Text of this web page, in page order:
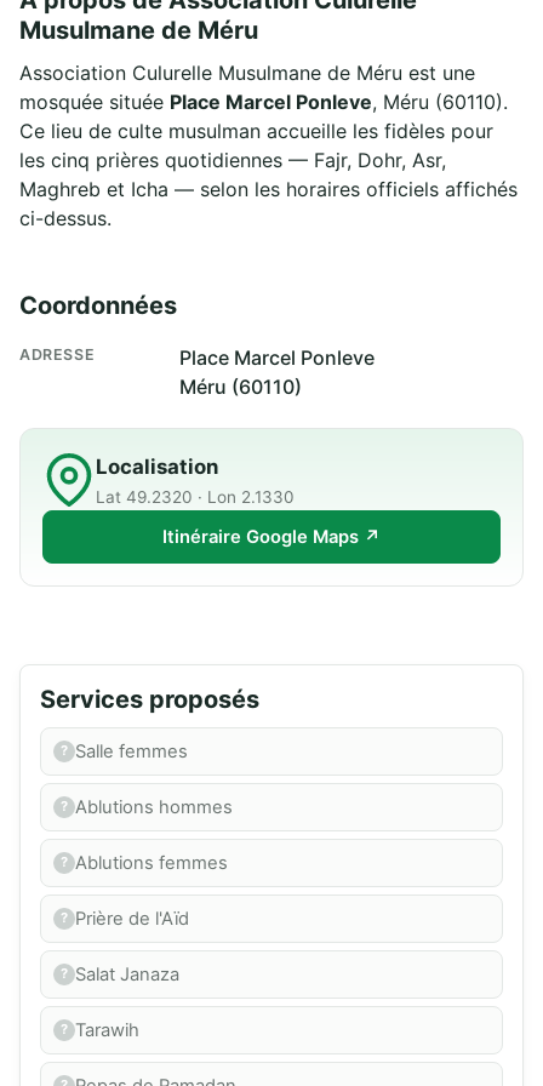
Musulmane de Méru
Association Culurelle Musulmane de Méru est une
mosquée située Place Marcel Ponleve, Méru (60110).
Ce lieu de culte musulman accueille les fidèles pour
les cinq prières quotidiennes — Fajr, Dohr, Asr,
Maghreb et Icha — selon les horaires officiels affichés
ci-dessus.
Coordonnées
ADRESSE
Place Marcel Ponleve
Méru (60110)
Localisation
Lat 49.2320 · Lon 2.1330
Itinéraire Google Maps ↗
Services proposés
Salle femmes
Ablutions hommes
Ablutions femmes
Prière de l'Aïd
Salat Janaza
Tarawih